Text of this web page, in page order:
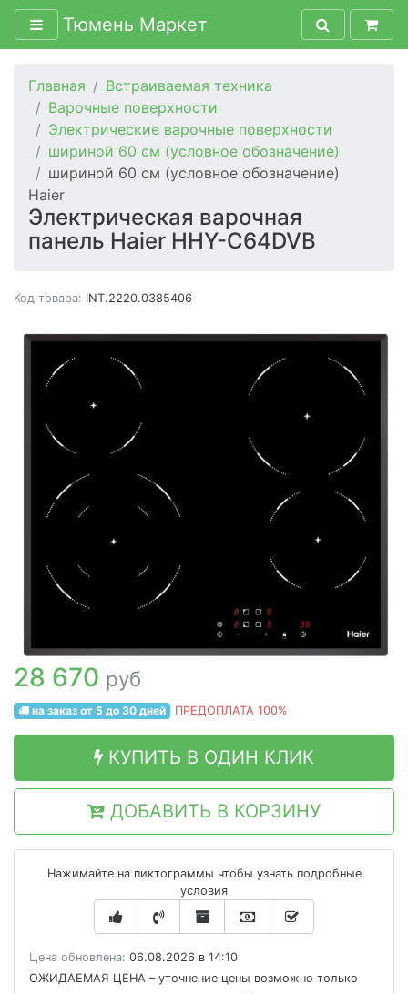
Тюмень Маркет
Главная
Встраиваемая техника
Варочные поверхности
Электрические варочные поверхности
шириной 60 см (условное обозначение)
шириной 60 см (условное обозначение)
Haier
Электрическая варочная
панель Haier HHY-C64DVB
Код товара: INT.2220.0385406
28 670 руб
на заказ от 5 до 30 дней ПРЕДОПЛАТА 100%
КУПИТЬ В ОДИН КЛИК
ДОБАВИТЬ В КОРЗИНУ
Нажимайте на пиктограммы чтобы узнать подробные
условия
Цена обновлена: 06.08.2026 в 14:10
ОЖИДАЕМАЯ ЦЕНА – уточнение цены возможно только